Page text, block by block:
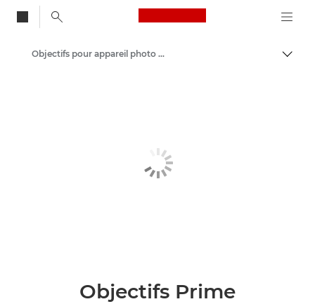
Canon Logo, back
Objectifs pour appareil photo Canon
Objectifs Prime